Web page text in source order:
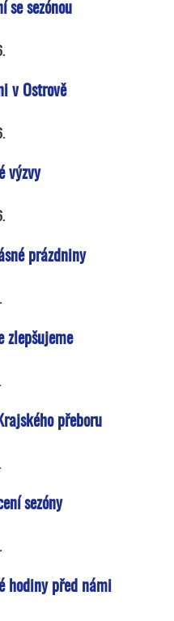
se sezónou
v Ostrově
výzvy
prázdniny
zlepšujeme
přeboru
sezóny
hodiny před námi